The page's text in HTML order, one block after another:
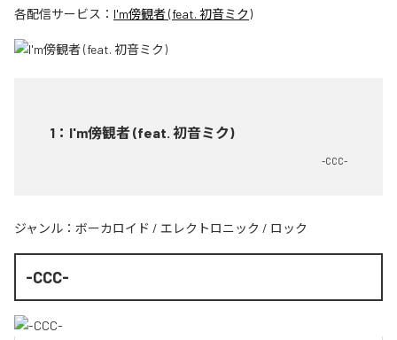
各配信サービス： I'm傍観者 (feat. 初音ミク)
1 ： I'm傍観者 (feat. 初音ミク)
-CCC-
ジャンル： ボーカロイド / エレクトロニック / ロック
-CCC-